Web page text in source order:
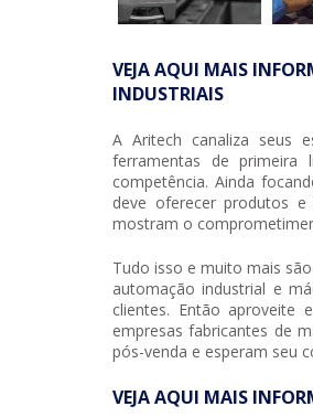
VEJA AQUI MAIS
INDUSTRIAIS
A Aritech canaliza seus
ferramentas de
competência. Ainda
deve oferecer produtos e
mostram o
Tudo isso e muito mais
automação industrial e
clientes. Então aproveite
empresas fabricantes de
pós-venda e esperam seu
VEJA AQUI MAIS